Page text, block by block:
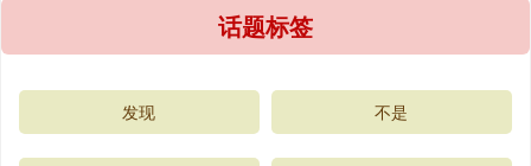
话题标签
发现 不是